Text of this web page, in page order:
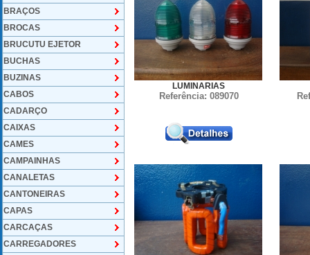
BRAÇOS
BROCAS
BRUCUTU EJETOR
BUCHAS
BUZINAS
CABOS
CADARÇO
CAIXAS
CAMES
CAMPAINHAS
CANALETAS
CANTONEIRAS
CAPAS
CARCAÇAS
CARREGADORES
LUMINARIAS
Referência: 089070